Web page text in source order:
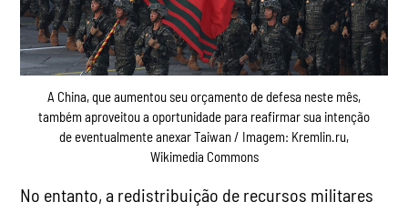
A China, que aumentou seu orçamento de defesa neste mês,
também aproveitou a oportunidade para reafirmar sua intenção
de eventualmente anexar Taiwan / Imagem: Kremlin.ru,
Wikimedia Commons
No entanto, a redistribuição de recursos militares